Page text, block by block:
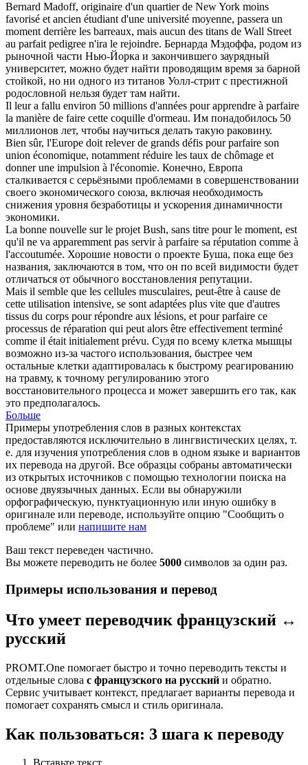
Bernard Madoff, originaire d'un quartier de New York moins
favorisé et ancien étudiant d'une université moyenne, passera un
moment derrière les barreaux, mais aucun des titans de Wall Street
au parfait pedigree n'ira le rejoindre. Бернарда Мэдоффа, родом из
рыночной части Нью-Йорка и закончившего заурядный
университет, можно будет найти проводящим время за барной
стойкой, но ни одного из титанов Уолл-стрит с престижной
родословной нельзя будет там найти.
Il leur a fallu environ 50 millions d'années pour apprendre à parfaire
la manière de faire cette coquille d'ormeau. Им понадобилось 50
миллионов лет, чтобы научиться делать такую раковину.
Bien sûr, l'Europe doit relever de grands défis pourparfaire son
union économique, notamment réduire les taux de chômage et
donner une impulsion à l'économie. Конечно, Европа
сталкивается с серьёзными проблемами в совершенствовании
своего экономического союза, включая необходимость
снижения уровня безработицы и ускорения динамичности
экономики.
La bonne nouvelle sur le projet Bush, sans titre pour le moment, est
qu'il ne va apparemment pas servir à parfaire sa réputation comme à
l'accoutumée. Хорошие новости о проекте Буша, пока еще без
названия, заключаются в том, что он по всей видимости будет
отличаться от обычного восстановления репутации.
Mais il semble que les cellules musculaires, peut-être à cause de
cette utilisation intensive, se sont adaptées plus vite que d'autres
tissus du corps pour répondre aux lésions, et pourparfaire ce
processus de réparation qui peut alors être effectivement terminé
comme il était initialement prévu. Судя по всему клетка мышцы
возможно из-за частого использования, быстрее чем
остальные клетки адаптировалась к быстрому реагированию
на травму, к точному регулированию этого
восстановительного процесса и может завершить его так, как
это предполагалось.
Больше
Примеры употребления слов в разных контекстах
предоставляются исключительно в лингвистических целях, т.
е. для изучения употребления слов в одном языке и вариантов
их перевода на другой. Все образцы собраны автоматически
из открытых источников с помощью технологии поиска на
основе двуязычных данных. Если вы обнаружили
орфографическую, пунктуационную или иную ошибку в
оригинале или переводе, используйте опцию "Сообщить о
проблеме" или напишите нам
Ваш текст переведен частично.
Вы можете переводить не более 5000 символов за один раз.
Примеры использования и перевод
Что умеет переводчик французский ↔
русский
PROMT.One помогает быстро и точно переводить тексты и
отдельные слова с французского на русский и обратно.
Сервис учитывает контекст, предлагает варианты перевода и
помогает сохранять смысл и стиль оригинала.
Как пользоваться: 3 шага к переводу